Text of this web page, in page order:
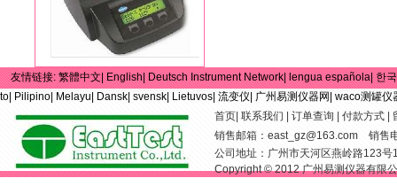
友情链接: 繁體中文| English| Deutsch Instrument Network| lengua española| 한
to| Pilipino| Melayu| Dansk| svensk| Lietuvos| 流变仪| 广州易测仪器网| waco测罐仪
首页 联系我们 订单查询 付款方式
销售邮箱： east_gz@163.com 销售
公司地址：广州市天河区燕岭路123
Copyright © 2012 广州易测仪器有限